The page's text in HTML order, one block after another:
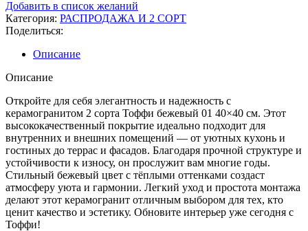
Добавить в список желаний
Категория: РАСПРОДАЖА И 2 СОРТ
Поделиться:
Описание
Описание
Откройте для себя элегантность и надежность с
керамогранитом 2 сорта Тоффи бежевый 01 40×40 см. Этот
высококачественный покрытие идеально подходит для
внутренних и внешних помещений — от уютных кухонь и
гостиных до террас и фасадов. Благодаря прочной структуре и
устойчивости к износу, он прослужит вам многие годы.
Стильный бежевый цвет с тёплыми оттенками создаст
атмосферу уюта и гармонии. Легкий уход и простота монтажа
делают этот керамогранит отличным выбором для тех, кто
ценит качество и эстетику. Обновите интерьер уже сегодня с
Тоффи!